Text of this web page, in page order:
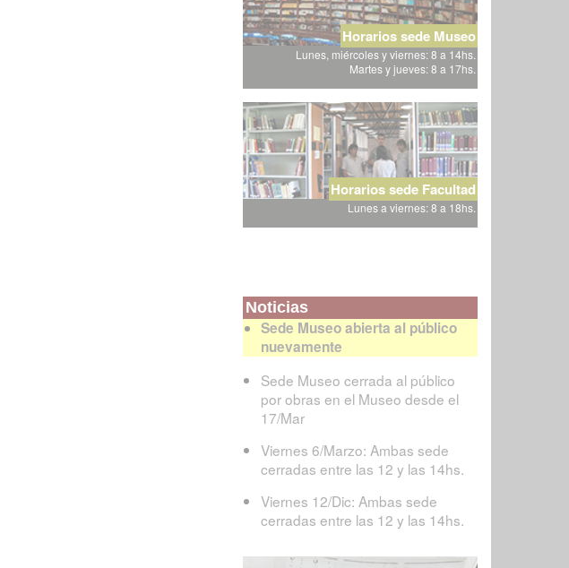
Horarios sede Museo
Lunes, miércoles y viernes: 8 a 14hs.
Martes y jueves: 8 a 17hs.
Horarios sede Facultad
Lunes a viernes: 8 a 18hs.
Noticias
Sede Museo abierta al público
nuevamente
Sede Museo cerrada al público
por obras en el Museo desde el
17/Mar
Viernes 6/Marzo: Ambas sede
cerradas entre las 12 y las 14hs.
Viernes 12/Dic: Ambas sede
cerradas entre las 12 y las 14hs.